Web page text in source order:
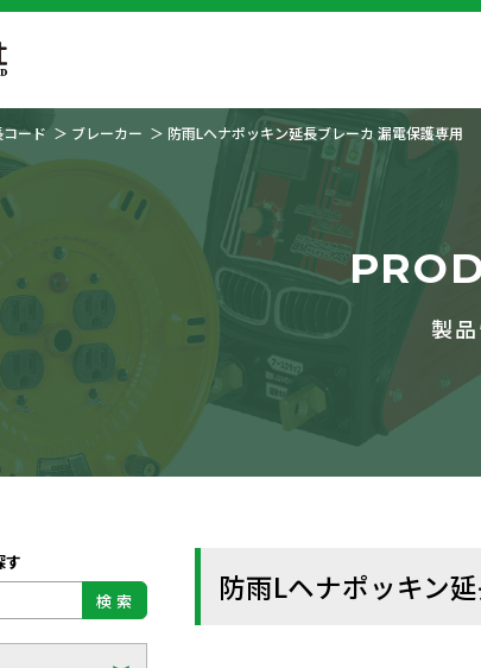
ード ブレーカー 防雨Lヘナポッキン延長ブレーカ 漏電保護専用
製
す
検 索
防雨Lヘナポッキン